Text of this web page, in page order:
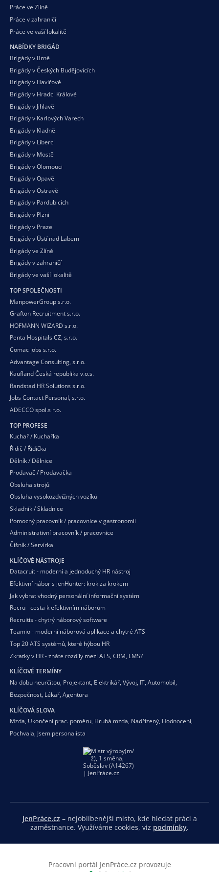
Práce ve Zlíně
Práce v zahraničí
Práce ve vaší lokalitě
NABÍDKY BRIGÁD
Brigády v Brně
Brigády v Českých Budějovicích
Brigády v Havířově
Brigády v Hradci Králové
Brigády v Jihlavě
Brigády v Karlových Varech
Brigády v Kladně
Brigády v Liberci
Brigády v Mostě
Brigády v Olomouci
Brigády v Opavě
Brigády v Ostravě
Brigády v Pardubicích
Brigády v Plzni
Brigády v Praze
Brigády v Ústí nad Labem
Brigády ve Zlíně
Brigády v zahraničí
Brigády ve vaší lokalitě
TOP SPOLEČNOSTI
ManpowerGroup s.r.o.
Grafton Recruitment s.r.o.
HOFMANN WIZARD s.r.o.
Penta Hospitals CZ, s.r.o.
Comac jobs s.r.o.
Advantage Consulting, s.r.o.
Kaufland Česká republika v.o.s.
Randstad HR Solutions s.r.o.
Jobs Contact Personal, s.r.o.
ADECCO spol.s r.o.
TOP PROFESE
Kuchař / Kuchařka
Řidič / Řidička
Dělník / Dělnice
Prodavač / Prodavačka
Obsluha strojů
Obsluha vysokozdvižných vozíků
Skladník / Skladnice
Pomocný pracovník / pracovnice v gastronomii
Administrativní pracovník / pracovnice
Číšník / Servírka
KLÍČOVÉ NÁSTROJE
Datacruit - moderní a jednoduchý HR nástroj
Efektivní nábor s jenHunter: krok za krokem
Jak vybrat vhodný personální informační systém
Recru - cesta k efektivním náborům
Recruitis - chytrý náborový software
Teamio - moderní náborová aplikace a chytré ATS
Top 20 ATS systémů, které hýbou HR
Zkratky v HR - znáte rozdíly mezi ATS, CRM, LMS?
KLÍČOVÉ TERMÍNY
Na dobu neurčitou, Projektant, Elektrikář, Vývoj, IT, Automobil,
Bezpečnost, Lékař, Agentura
KLÍČOVÁ SLOVA
Mzda, Ukončení prac. poměru, Hrubá mzda, Nadřízený, Hodnocení,
Pochvala, Jsem personalista
JenPráce.cz – nejoblíbenější místo, kde hledat práci a
zaměstnance. Využíváme cookies, viz podmínky.
Pracovní portál JenPráce.cz provozuje